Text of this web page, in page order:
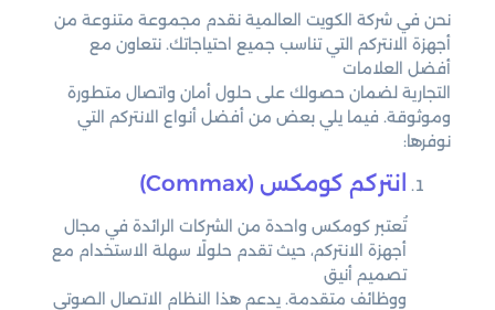
نحن في شركة الكويت العالمية نقدم مجموعة متنوعة من
أجهزة الانتركم التي تناسب جميع احتياجاتك. نتعاون مع
أفضل العلامات
التجارية لضمان حصولك على حلول أمان واتصال متطورة
وموثوقة. فيما يلي بعض من أفضل أنواع الانتركم التي
نوفرها:
انتركم كومكس (Commax)
تُعتبر كومكس واحدة من الشركات الرائدة في مجال
أجهزة الانتركم، حيث تقدم حلولًا سهلة الاستخدام مع
تصميم أنيق
ووظائف متقدمة. يدعم هذا النظام الاتصال الصوتي